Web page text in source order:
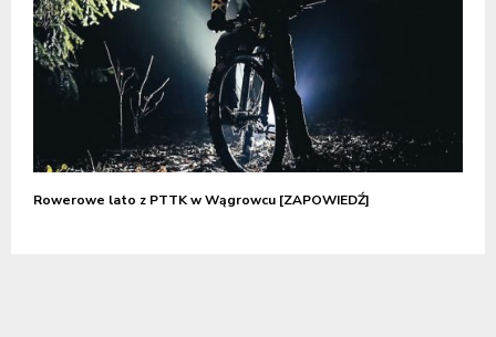
Rowerowe lato z PTTK w Wągrowcu [ZAPOWIEDŹ]